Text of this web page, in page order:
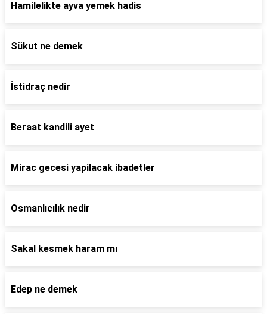
Hamilelikte ayva yemek hadis
Sükut ne demek
İstidraç nedir
Beraat kandili ayet
Mirac gecesi yapilacak ibadetler
Osmanlıcılık nedir
Sakal kesmek haram mı
Edep ne demek